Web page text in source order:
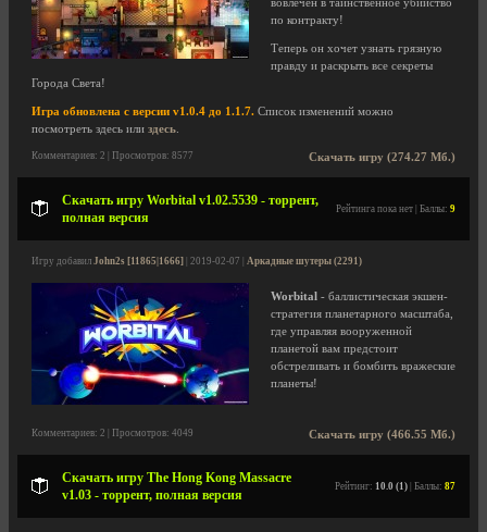
вовлечен в таинственное убийство
по контракту!
Теперь он хочет узнать грязную
правду и раскрыть все секреты
Города Света!
Игра обновлена с версии v1.0.4 до 1.1.7. Список изменений можно
посмотреть здесь или здесь
Скачать игру (274.27 Мб.)
Комментариев: 2 | Просмотров: 8577
Скачать игру Worbital v1.02.5539 - торрент,
полная версия
Рейтинга пока нет | Баллы: 9
Игру добавил John2s [11865|1666] | 2019-02-07 | Аркадные шутеры (2291)
Worbital - баллистическая экшен-
стратегия планетарного масштаба,
где управляя вооруженной
планетой вам предстоит
обстреливать и бомбить вражеские
планеты!
Скачать игру (466.55 Мб.)
Комментариев: 2 | Просмотров: 4049
Скачать игру The Hong Kong Massacre
v1.03 - торрент, полная версия
Рейтинг: 10.0 (1) | Баллы: 87